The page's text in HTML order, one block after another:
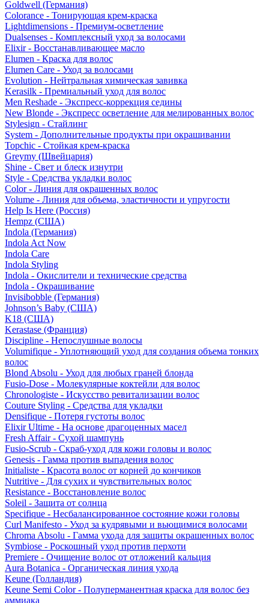
Goldwell (Германия)
Colorance - Тонирующая крем-краска
Lightdimensions - Премиум-осветление
Dualsenses - Комплексный уход за волосами
Elixir - Восстанавливающее масло
Elumen - Краска для волос
Elumen Care - Уход за волосами
Evolution - Нейтральная химическая завивка
Kerasilk - Премиальный уход для волос
Men Reshade - Экспресс-коррекция седины
New Blonde - Экспресс осветление для мелированных волос
Stylesign - Стайлинг
System - Дополнительные продукты при окрашивании
Topchic - Стойкая крем-краска
Greymy (Швейцария)
Shine - Свет и блеск изнутри
Style - Средства укладки волос
Color - Линия для окрашенных волос
Volume - Линия для объема, эластичности и упругости
Help Is Here (Россия)
Hempz (США)
Indola (Германия)
Indola Act Now
Indola Care
Indola Styling
Indola - Окислители и технические средства
Indola - Окрашивание
Invisibobble (Германия)
Johnson’s Baby (США)
K18 (США)
Kerastase (Франция)
Discipline - Непослушные волосы
Volumifique - Уплотняющий уход для создания объема тонких
волос
Blond Absolu - Уход для любых граней блонда
Fusio-Dose - Молекулярные коктейли для волос
Chronologiste - Искусство ревитализации волос
Couture Styling - Средства для укладки
Densifique - Потеря густоты волос
Elixir Ultime - На основе драгоценных масел
Fresh Affair - Сухой шампунь
Fusio-Scrub - Скраб-уход для кожи головы и волос
Genesis - Гамма против выпадения волос
Initialiste - Красота волос от корней до кончиков
Nutritive - Для сухих и чувствительных волос
Resistance - Восстановление волос
Soleil - Защита от солнца
Specifique - Несбалансированное состояние кожи головы
Curl Manifesto - Уход за кудрявыми и вьющимися волосами
Chroma Absolu - Гамма ухода для защиты окрашенных волос
Symbiose - Роскошный уход против перхоти
Premiere - Очищение волос от отложений кальция
Aura Botanica - Органическая линия ухода
Keune (Голландия)
Keune Semi Color - Полуперманентная краска для волос без
аммиака